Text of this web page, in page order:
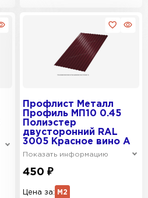
Профлист Металл
Профиль МП10 0.45
Полиэстер
двусторонний RAL
3005 Красное вино A
Показать информацию
450 ₽
Цена за: М2